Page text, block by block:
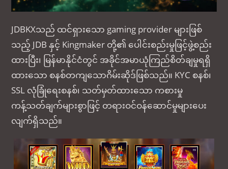
JDBKXသည် ထင်ရှားသော gaming provider များဖြစ်
သည့် JDB နှင့် Kingmaker တို့၏ ပေါင်းစည်းမှုဖြင့်ဖွဲ့စည်း
ထားပြီး၊ မြန်မာနိုင်ငံတွင် အခိုင်အမာယုံကြည်စိတ်ချမှုရရှိ
ထားသော စနစ်တကျသောဂိမ်းဆိုဒ်ဖြစ်သည်။ KYC စနစ်၊
SSL လုံခြုံရေးစနစ်၊ သတ်မှတ်ထားသော ကစားမှု
ကန့်သတ်ချက်များစွာဖြင့် တရားဝင်ဝန်ဆောင်မှုများပေး
လျက်ရှိသည်။